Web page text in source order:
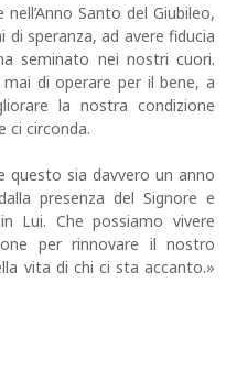
Santo del Giubileo,
di speranza, ad avere fiducia
seminato nei nostri cuori.
di operare per il bene, a
la nostra condizione
ci circonda.
sia davvero un anno
presenza del Signore e
Lui. Che possiamo vivere
per rinnovare il nostro
vita di chi ci sta accanto.»